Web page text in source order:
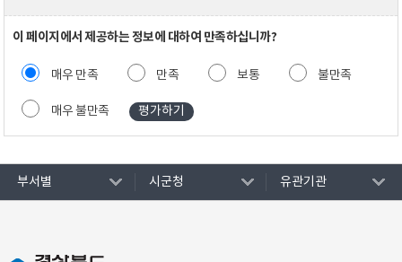
이 페이지에서 제공하는 정보에 대하여 만족하십니까?
매우 만족 만족 보통 불만족
매우 불만족
부서별 시군청 유관기관